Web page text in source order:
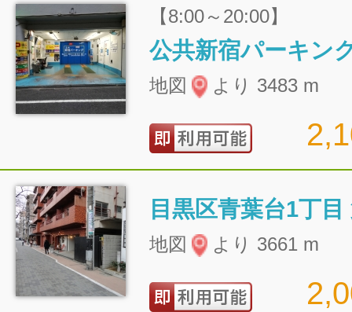
【8:00～20:00】
公共新宿パーキン
地図 より 3483 m
目黒区青葉台1丁
地図 より 3661 m